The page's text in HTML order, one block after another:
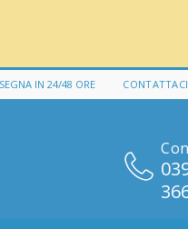
IN 24/48 ORE CONTATTACI